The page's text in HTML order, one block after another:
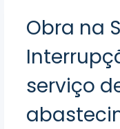
DE
Obra na
serviço